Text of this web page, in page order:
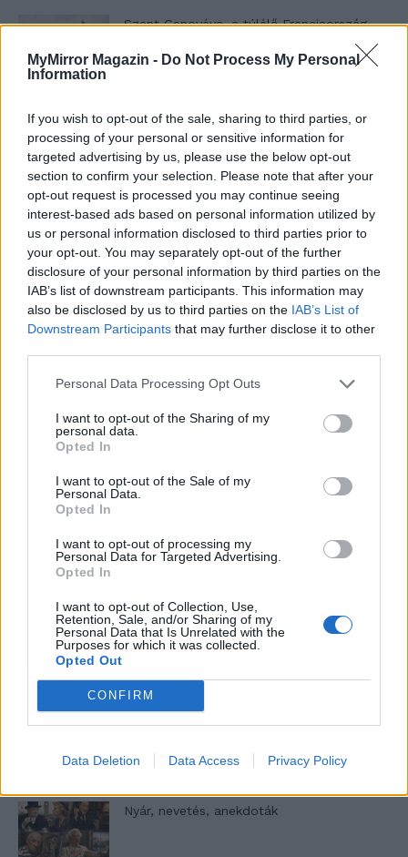
MyMirror Magazin - Do Not Process My Personal
Information
If you wish to opt-out of the sale, sharing to third parties, or
processing of your personal or sensitive information for
targeted advertising by us, please use the below opt-out
section to confirm your selection. Please note that after your
opt-out request is processed you may continue seeing
interest-based ads based on personal information utilized by
us or personal information disclosed to third parties prior to
your opt-out. You may separately opt-out of the further
disclosure of your personal information by third parties on the
IAB’s list of downstream participants. This information may
also be disclosed by us to third parties on the IAB’s List of
Downstream Participants that may further disclose it to other
Personal Data Processing Opt Outs
I want to opt-out of the Sharing of my
personal data.
Opted In
I want to opt-out of the Sale of my
Personal Data.
Opted In
I want to opt-out of processing my
Personal Data for Targeted Advertising.
Opted In
I want to opt-out of Collection, Use,
Retention, Sale, and/or Sharing of my
Personal Data that Is Unrelated with the
Purposes for which it was collected.
Opted Out
CONFIRM
Data Deletion Data Access Privacy Policy
Szent Genovéva, a túlélő Franciaország
Minka 12. rész
Minka 11. rész
T. szereti a fiatal lányokat 14. rész
nőknek, amikor segítséget kérnek?
gyűjteménye
Elyna Robbs: Adéle és az örökölt árnyak
Woody Allen megosztó zsenialitása
A világ legismertebb ruhái
Nyár, nevetés, anekdoták